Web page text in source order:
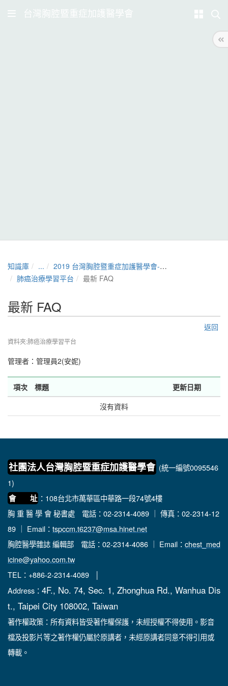
台灣胸腔暨重症加護醫學會
知識庫 ...
2019 台灣胸腔暨重症加護醫學會-肺癌治療學習平台
肺癌治療學習平台
最新 FAQ
最新 FAQ
返回
資料夾:肺癌治療學習平台
管理者： 管理員2(安妮)
項次 標題
更新日期
沒有資料
社團法人台灣胸腔暨重症加護醫學會 (統一編號0095546
1)
會 址 ：108台北市萬華區中華路一段74號4樓
胸 重 醫 學 會 秘書處 電話：02-2314-4089 ｜ 傳真：02-2314-12
89 ｜ Email： tspccm.t6237@msa.hinet.net
胸腔醫學雜誌 編輯部 電話：02-2314-4086 ｜ Email： chest_med
icine@yahoo.com.tw
TEL：+886-2-2314-4089 │
Address： 4F., No. 74, Sec. 1, Zhonghua Rd., Wanhua Dis
t., Taipei City 108002, Taiwan
著作權政策：所有資料皆受著作權保護，未經授權不得使用。影音
檔及投影片等之著作權仍屬於原講者，未經原講者同意不得引用或
轉載。